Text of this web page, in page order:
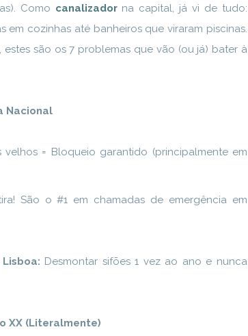
Como canalizadorna capital, já vi de tudo:
em cozinhas até banheiros que viraram piscinas.
estes são os 7 problemas que vão (ou já) bater à
Nacional
= Bloqueio garantido (principalmente em
São o #1 em chamadas de emergência em
Lisboa: Desmontar sifões 1 vez ao ano e nunca
XX (Literalmente)